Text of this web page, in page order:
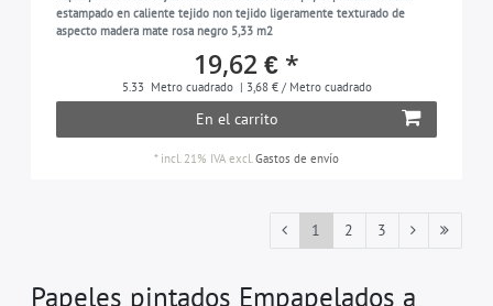
estampado en caliente tejido non tejido ligeramente texturado de
aspecto madera mate rosa negro 5,33 m2
19,62 € *
5.33 Metro cuadrado | 3,68 € / Metro cuadrado
En el carrito
* incl. 21% IVA excl. Gastos de envío
1 2 3
Papeles pintados Empapelados a